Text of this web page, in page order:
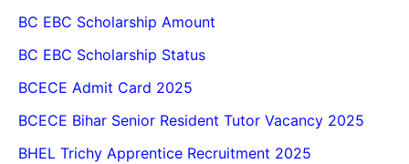
BC EBC Scholarship Amount
BC EBC Scholarship Status
BCECE Admit Card 2025
BCECE Bihar Senior Resident Tutor Vacancy 2025
BHEL Trichy Apprentice Recruitment 2025